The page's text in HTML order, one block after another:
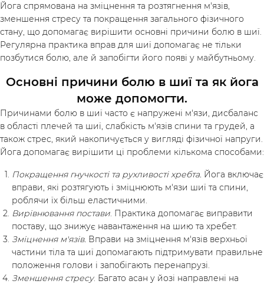
Йога спрямована на зміцнення та розтягнення м'язів,
зменшення стресу та покращення загального фізичного
стану, що допомагає вирішити основні причини болю в шиї.
Регулярна практика вправ для шиї допомагає не тільки
позбутися болю, але й запобігти його появі у майбутньому.
Основні причини болю в шиї та як йога
може допомогти.
Причинами болю в шиї часто є напружені м'язи, дисбаланс
в області плечей та шиї, слабкість м'язів спини та грудей, а
також стрес, який накопичується у вигляді фізичної напруги.
Йога допомагає вирішити ці проблеми кількома способами:
Покращення гнучкості та рухливості хребта. Йога включає
вправи, які розтягують і зміцнюють м'язи шиї та спини,
роблячи їх більш еластичними.
Вирівнювання постави. Практика допомагає виправити
поставу, що знижує навантаження на шию та хребет.
Зміцнення м'язів. Вправи на зміцнення м'язів верхньої
частини тіла та шиї допомагають підтримувати правильне
положення голови і запобігають перенапрузі.
Зменшення стресу. Багато асан у йозі направлені на